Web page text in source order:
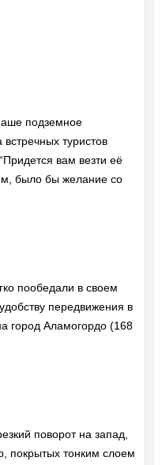
подземное
туристов
вам везти её
было бы желание со
пообедали в своем
передвижения в
город Аламогордо (168
поворот на запад,
покрытых тонким слоем